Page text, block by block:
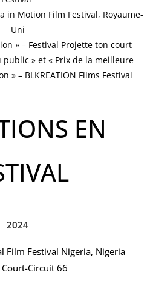
in Motion Film Festival, Royaume-
Uni
» – Festival Projette ton court
public » et « Prix de la meilleure
» – BLKREATION Films Festival
EN
2024
Film Festival Nigeria, Nigeria
Court-Circuit 66